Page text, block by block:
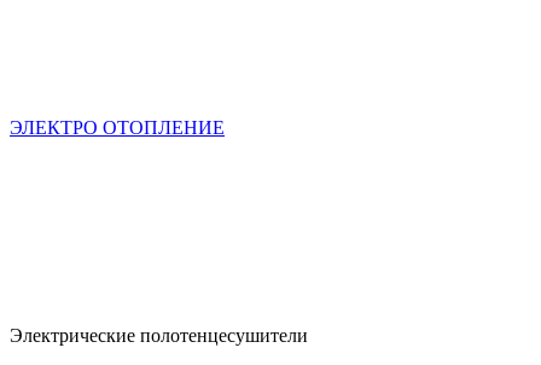
ЭЛЕКТРО ОТОПЛЕНИЕ
Электрические полотенцесушители